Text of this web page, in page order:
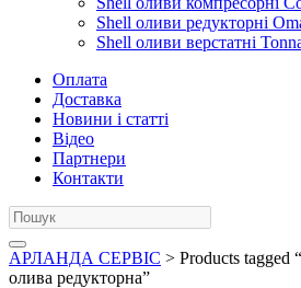
Shell оливи редукторні
Shell оливи верстатні
Оплата
Доставка
Новини і статті
Відео
Партнери
Контакти
АРЛАНДА СЕРВІС > Products tagged
олива редукторна”